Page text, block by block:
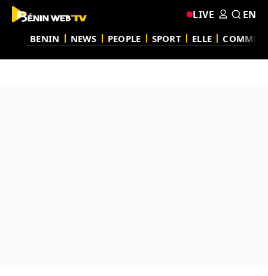
BENIN NEWS PEOPLE SPORT ELLE
LIVE EN